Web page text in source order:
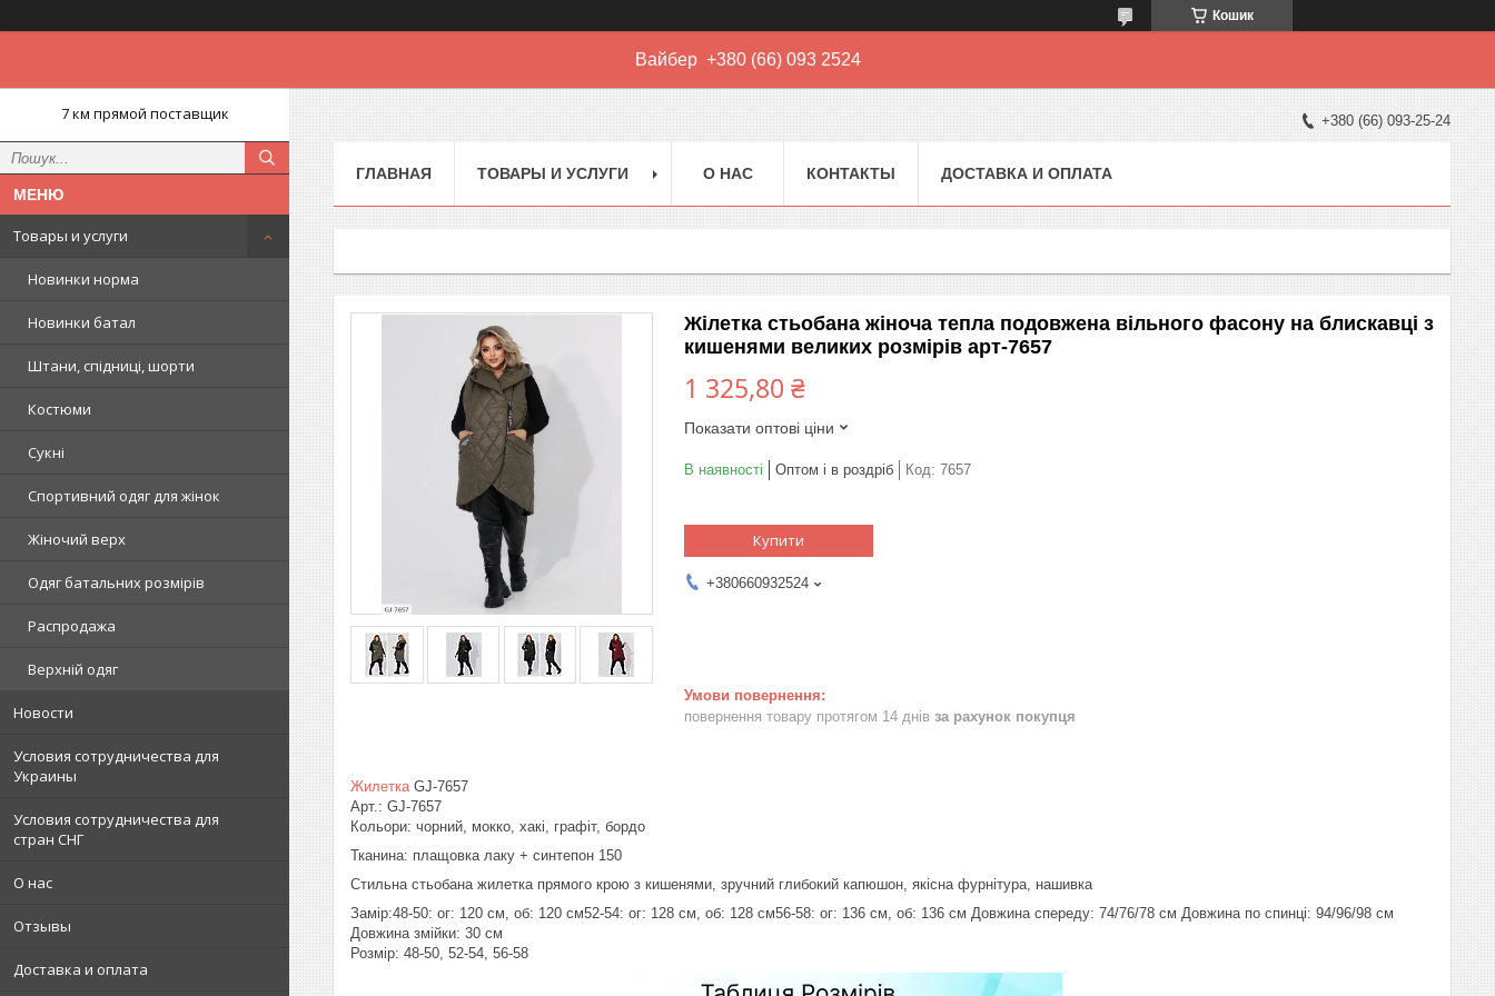
Кошик
Вайбер +380 (66) 093 2524
7 км прямой поставщик
Товары и услуги
Новинки норма
Новинки батал
Штани, спідниці, шорти
Костюми
Сукні
Спортивний одяг для жінок
Жіночий верх
Одяг батальних розмірів
Распродажа
Верхній одяг
Новости
Условия сотрудничества для
Украины
Условия сотрудничества для
стран СНГ
О нас
Отзывы
Доставка и оплата
+380 (66) 093-25-24
ГЛАВНАЯ ТОВАРЫ И УСЛУГИ О НАС КОНТАКТЫ ДОСТАВКА И ОПЛАТА
Жілетка стьобана жіноча тепла подовжена вільного фасону на блискавці з
кишенями великих розмірів арт-7657
1 325,80 ₴
Показати оптові ціни
В наявності Оптом і в роздріб Код: 7657
Купити
+380660932524
повернення товару протягом 14 днів за рахунок покупця
Жилетка GJ-7657
Арт.: GJ-7657
Кольори: чорний, мокко, хакі, графіт, бордо
Тканина: плащовка лаку + синтепон 150
Стильна стьобана жилетка прямого крою з кишенями, зручний глибокий капюшон, якісна фурнітура, нашивка
Замір:48-50: ог: 120 см, об: 120 см52-54: ог: 128 см, об: 128 см56-58: ог: 136 см, об: 136 см Довжина спереду: 74/76/78 см Довжина по спинці: 94/96/98 см
Довжина змійки: 30 см
Розмір: 48-50, 52-54, 56-58